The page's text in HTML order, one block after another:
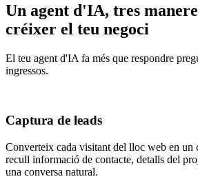
Un agent d'IA, tres
créixer el teu negoci
El teu agent d'IA fa més que respondre
ingressos.
Captura de leads
Converteix cada visitant del lloc web en
recull informació de contacte, detalls del
una conversa natural.